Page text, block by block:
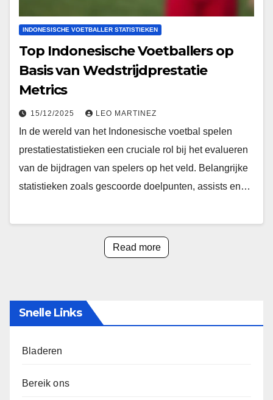
INDONESISCHE VOETBALLER STATISTIEKEN
Top Indonesische Voetballers op
Basis van Wedstrijdprestatie
Metrics
15/12/2025 LEO MARTINEZ
In de wereld van het Indonesische voetbal spelen
prestatiestatistieken een cruciale rol bij het evalueren
van de bijdragen van spelers op het veld. Belangrijke
statistieken zoals gescoorde doelpunten, assists en…
Read more
Snelle Links
Bladeren
Bereik ons